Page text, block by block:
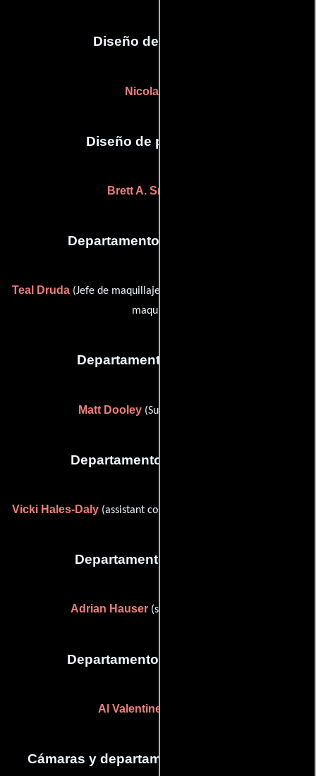
Diseño de vestuario
Nicola Dunn
Diseño de producción
Brett A. Snodgrass
Departamento de maquillaje
Teal Druda (Jefe de maquillaje) y
maquillaje)
Departamento de musica
Matt Dooley (Supervisor musical)
Departamento de vestuario
Vicki Hales-Daly(assistant costume designer (as Vicki Hales))
Departamento de editorial
Adrian Hauser(supervising colorist)
Departamento de transporte
Al Valentine
Cámaras y departamento de electricidad